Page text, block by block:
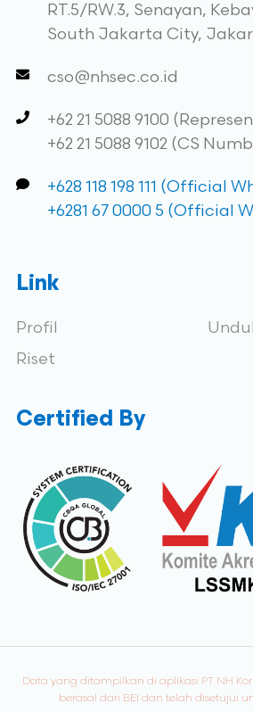
RT.5/RW.3, Senayan,
South Jakarta City,
cso@nhsec.co.id
+62 21 5088 9100
+62 21 5088 9102 (CS
+628 118 198 111 (Official
+6281 67 0000 5 (Official
Link
Profil
Riset
Certified By
Data yang ditampilkan di aplikasi PT NH
berasal dari BEI dan telah disetujui